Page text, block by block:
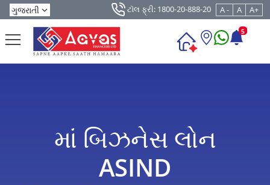
ટૉલ ફ્રી: 1800-20-888-20 A - A A+
5
માં બિઝનેસ લોન
ASIND